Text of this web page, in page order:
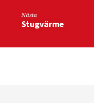
Nästa
Stugvärme